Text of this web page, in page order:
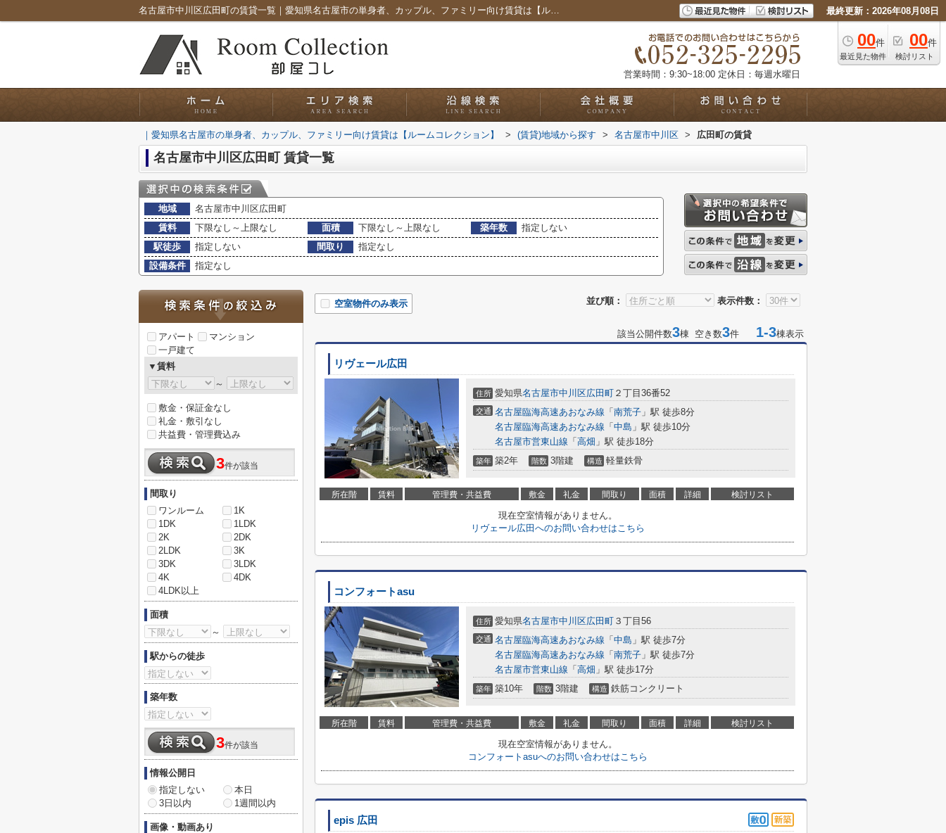
名古屋市中川区広田町の賃貸一覧｜愛知県名古屋市の単身者、カップル、ファミリー向け賃貸は【ルームコレクション】 最終更新：2026年08月08日
00件
最近見た物件
00件
検討リスト
営業時間：9:30~18:00 定休日：毎週水曜日
｜愛知県名古屋市の単身者、カップル、ファミリー向け賃貸は【ルームコレクション】 > (賃貸)地域から探す > 名古屋市中川区 > 広田町の賃貸
名古屋市中川区広田町 賃貸一覧
地域
名古屋市中川区広田町
賃料
下限なし～上限なし 面積 下限なし～上限なし 築年数
指定しない
駅徒歩
指定しない 間取り
指定なし
設備条件
指定なし
並び順： 表示件数：
空室物件のみ表示
該当公開件数3棟 空き数3件 1-3棟表示
リヴェール広田
住所 愛知県名古屋市中川区広田町 ２丁目36番52
交通 名古屋臨海高速あおなみ線 「 南荒子 」駅 徒歩8分
名古屋臨海高速あおなみ線 「 中島 」駅 徒歩10分
名古屋市営東山線 「 高畑 」駅 徒歩18分
築年 築2年 階数 3階建 構造 軽量鉄骨
所在階 賃料 管理費・共益費 敷金 礼金 間取り 面積 詳細 検討リスト
現在空室情報がありません。
リヴェール広田へのお問い合わせはこちら
コンフォートasu
住所 愛知県名古屋市中川区広田町 ３丁目56
交通 名古屋臨海高速あおなみ線 「 中島 」駅 徒歩7分
名古屋臨海高速あおなみ線 「 南荒子 」駅 徒歩7分
名古屋市営東山線 「 高畑 」駅 徒歩17分
築年 築10年 階数 3階建 構造 鉄筋コンクリート
所在階 賃料 管理費・共益費 敷金 礼金 間取り 面積 詳細 検討リスト
現在空室情報がありません。
コンフォートasuへのお問い合わせはこちら
epis 広田
アパート
マンション
一戸建て
▼賃料
～
敷金・保証金なし
礼金・敷引なし
共益費・管理費込み
3件が該当
間取り
ワンルーム
1K
1DK
1LDK
2K
2DK
2LDK
3K
3DK
3LDK
4K
4DK
4LDK以上
面積
～
駅からの徒歩
築年数
3件が該当
情報公開日
指定しない
本日
3日以内
1週間以内
画像・動画あり